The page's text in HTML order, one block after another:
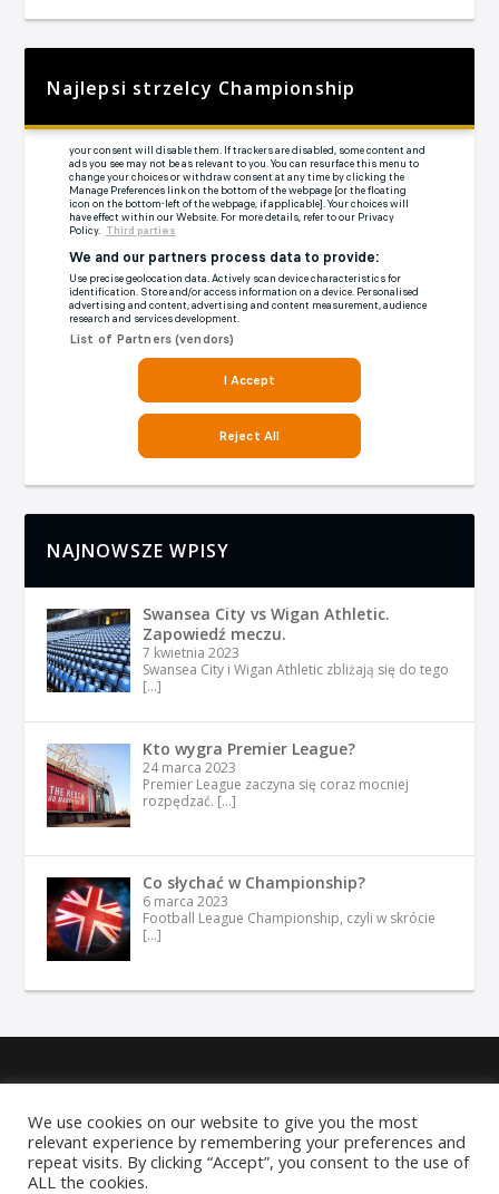
Najlepsi strzelcy Championship
NAJNOWSZE WPISY
Swansea City vs Wigan Athletic.
Zapowiedź meczu.
7 kwietnia 2023
Swansea City i Wigan Athletic zbliżają się do tego
[…]
Kto wygra Premier League?
24 marca 2023
Premier League zaczyna się coraz mocniej
rozpędzać. […]
Co słychać w Championship?
6 marca 2023
Football League Championship, czyli w skrócie
[…]
Copyright © 2026 SwanseaFC.pl
Linki
Polityka prywatności Redakcja
Współpraca
Kontakt
We use cookies on our website to give you the most
relevant experience by remembering your preferences and
repeat visits. By clicking “Accept”, you consent to the use of
ALL the cookies.